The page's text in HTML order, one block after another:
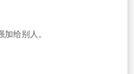
给别人。